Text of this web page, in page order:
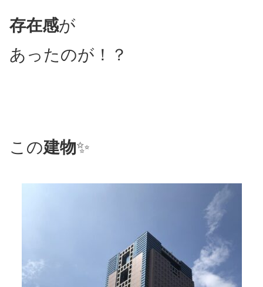
存在感が
あったのが！？
この建物✨